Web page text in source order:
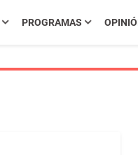
PROGRAMAS